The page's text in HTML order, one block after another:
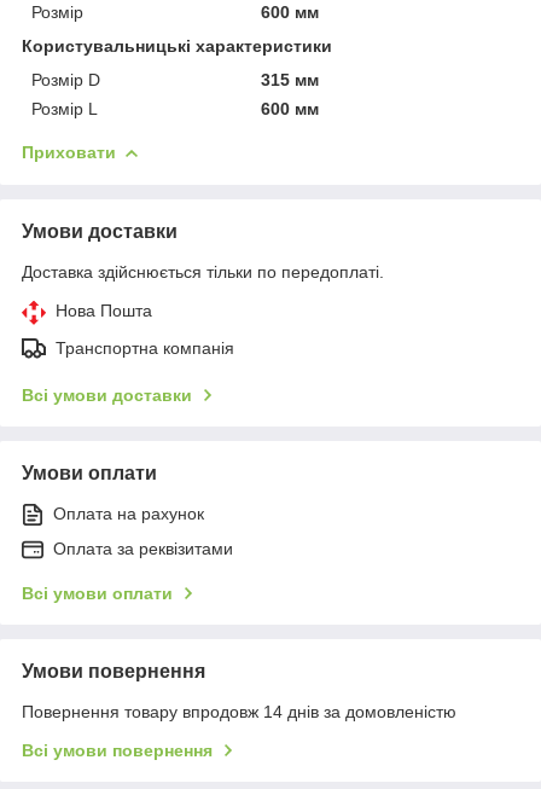
Розмір
600 мм
Користувальницькі характеристики
Розмір D
315 мм
Розмір L
600 мм
Приховати
Умови доставки
Доставка здійснюється тільки по передоплаті.
Нова Пошта
Транспортна компанія
Всі умови доставки
Умови оплати
Оплата на рахунок
Оплата за реквізитами
Всі умови оплати
Умови повернення
Повернення товару впродовж 14 днів за домовленістю
Всі умови повернення